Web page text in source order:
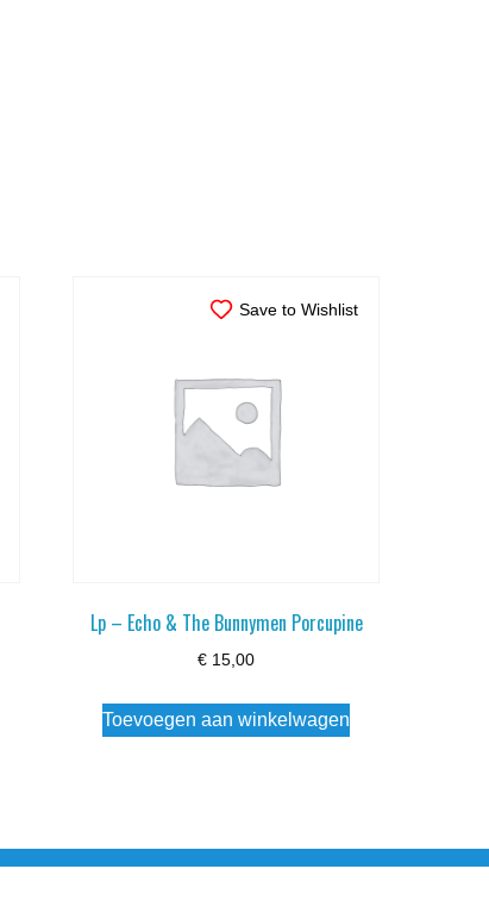
Save to Wishlist
Lp – Echo & The Bunnymen Porcupine
€ 15,00
Toevoegen aan winkelwagen